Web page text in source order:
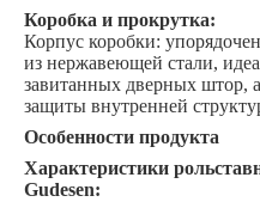
Коробка и прокрутка:
Корпус коробки:
из нержавеющей стали,
завитанных дверных штор,
защиты внутренней
Особенности продукта
Характеристики
Gudesen: